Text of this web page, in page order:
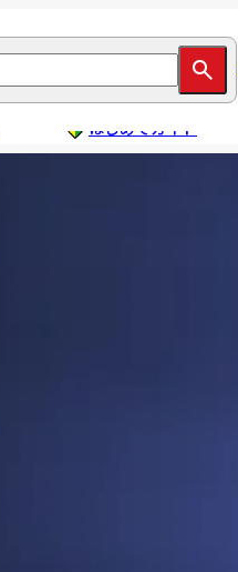
はじめてガイド